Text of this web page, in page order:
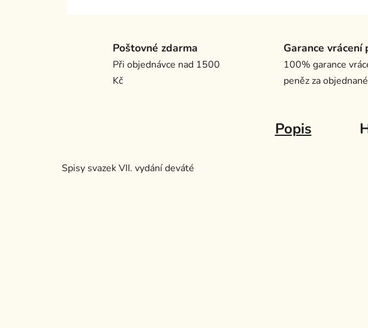
Poštovné zdarma
Při objednávce nad 1500
Kč
Garance vrácení
100% garance
peněz za
Popis
Spisy svazek VII. vydání deváté